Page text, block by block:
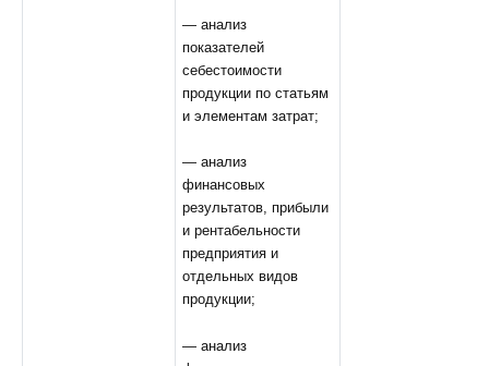
— анализ
показателей
себестоимости
продукции по статьям
и элементам затрат;
— анализ
финансовых
результатов, прибыли
и рентабельности
предприятия и
отдельных видов
продукции;
— анализ